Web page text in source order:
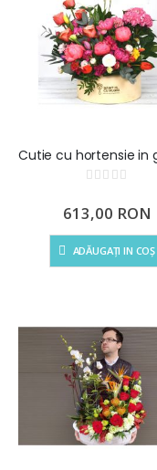
Rating:
613,00 RON
ADĂUGAȚI IN COȘ